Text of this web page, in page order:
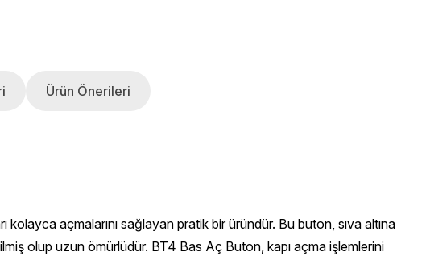
Ürün Önerileri
açmalarını sağlayan pratik bir üründür. Bu buton, sıva altına
olup uzun ömürlüdür. BT4 Bas Aç Buton, kapı açma işlemlerini